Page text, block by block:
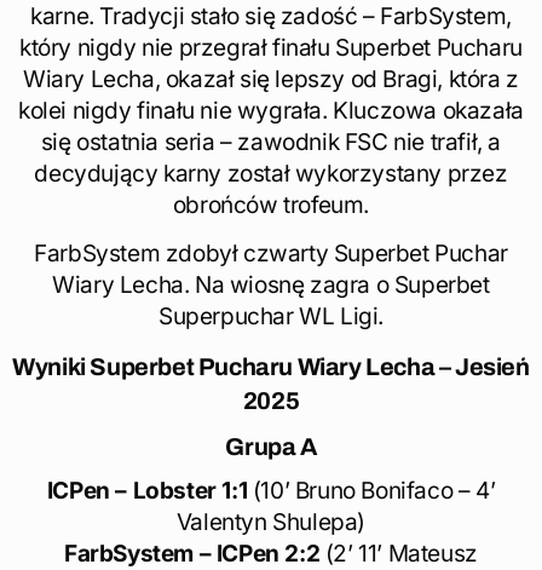
karne. Tradycji stało się zadość – FarbSystem,
który nigdy nie przegrał finału Superbet Pucharu
Wiary Lecha, okazał się lepszy od Bragi, która z
kolei nigdy finału nie wygrała. Kluczowa okazała
się ostatnia seria – zawodnik FSC nie trafił, a
decydujący karny został wykorzystany przez
obrońców trofeum.
FarbSystem zdobył czwarty Superbet Puchar
Wiary Lecha. Na wiosnę zagra o Superbet
Superpuchar WL Ligi.
Wyniki Superbet Pucharu Wiary Lecha – Jesień
2025
GrupaA
ICPen – Lobster 1:1 (10’ Bruno Bonifaco – 4’
Valentyn Shulepa)
FarbSystem – ICPen 2:2 (2’ 11’ Mateusz